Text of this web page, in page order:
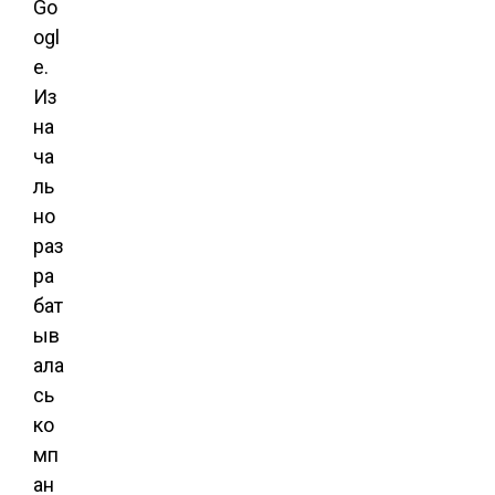
Go
ogl
e.
Из
на
ча
ль
но
раз
ра
бат
ыв
ала
сь
ко
мп
ан